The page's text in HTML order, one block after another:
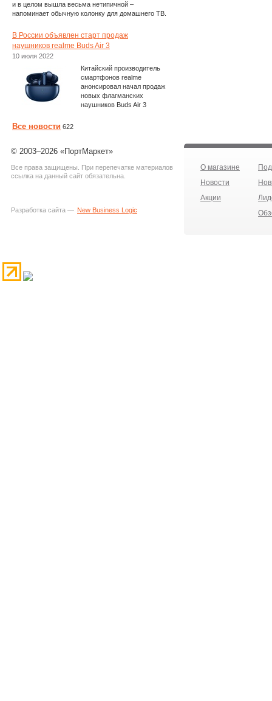
и в целом вышла весьма нетипичной –
напоминает обычную колонку для домашнего ТВ.
В России объявлен старт продаж
наушников realme Buds Air 3
10 июля 2022
Китайский производитель
смартфонов realme
анонсировал начал продаж
новых флагманских
наушников Buds Air 3
Все новости 622
© 2003–2026 «ПортМаркет»
Все права защищены. При перепечатке материалов
ссылка на данный сайт обязательна.
Разработка сайта — New Business Logic
О магазине
Новости
Акции